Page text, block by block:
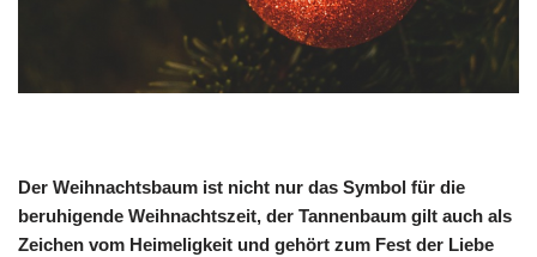
Der Weihnachtsbaum ist nicht nur das Symbol für die
beruhigende Weihnachtszeit, der Tannenbaum gilt auch als
Zeichen vom Heimeligkeit und gehört zum Fest der Liebe